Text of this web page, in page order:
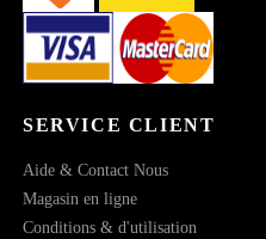
SERVICE CLIENT
Aide & Contact Nous
Magasin en ligne
Conditions & d'utilisation